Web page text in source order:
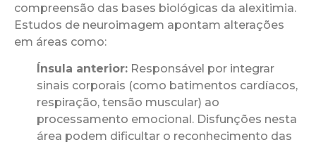
compreensão das bases biológicas da alexitimia.
Estudos de neuroimagem apontam alterações
em áreas como:
Ínsula anterior: Responsável por integrar
sinais corporais (como batimentos cardíacos,
respiração, tensão muscular) ao
processamento emocional. Disfunções nesta
área podem dificultar o reconhecimento das